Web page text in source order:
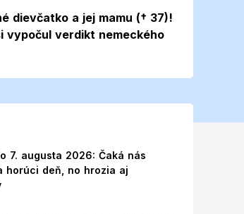
dievčatko a jej mamu († 37)!
vypočul verdikt nemeckého
7. augusta 2026: Čaká nás
horúci deň, no hrozia aj